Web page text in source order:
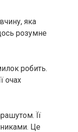
яка
розумне
робить.
очах
Її
Це